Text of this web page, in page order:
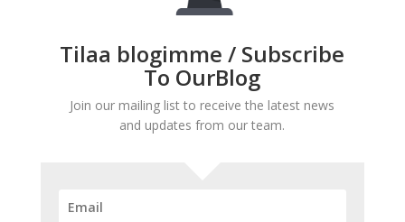
Tilaa blogimme / Subscribe
To OurBlog
Join our mailing list to receive the latest news
and updates from our team.